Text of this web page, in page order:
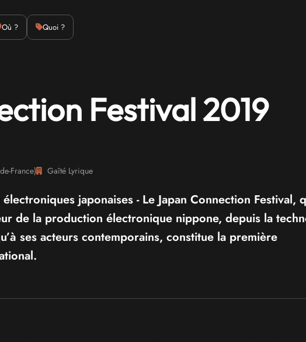
Où ? Quoi ?
Culture Emulation
Festival 2019
France) Gaîté Lyrique
japonaises - Le Japan Connection Festival,
de la production électronique nippone, depuis la
ses acteurs contemporains, constitue la première